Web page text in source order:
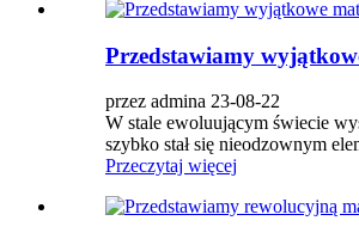
Przedstawiamy
przez admina 23-08-22
W stale ewoluującym świecie
szybko stał się nieodzownym
Przeczytaj więcej